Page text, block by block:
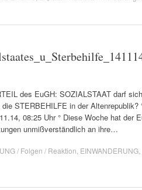
des EuGH: SOZIALSTAAT darf
STERBEHILFE in der
08:25 Uhr ° Diese Woche hat der
unmißverständlich an ihre…
/ Folgen / Reaktion EINWANDERUNG